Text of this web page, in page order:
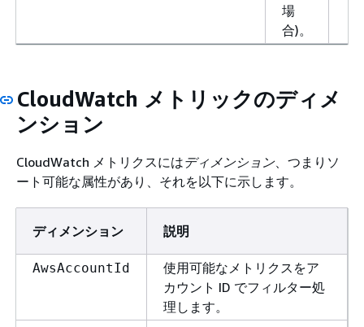
場
合)。
CloudWatch メトリックのディメ
ンション
CloudWatch メトリクスにはディメンション、つまりソ
ート可能な属性があり、それを以下に示します。
ディメンション 説明
AwsAccountId
使用可能なメトリクスをア
カウント ID でフィルター処
理します。